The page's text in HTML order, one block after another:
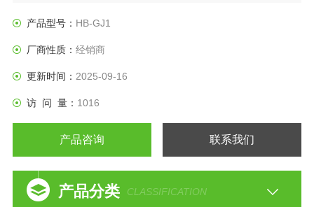
产品型号： HB-GJ1
厂商性质： 经销商
更新时间： 2025-09-16
访 问 量： 1016
产品咨询 联系我们
产品分类 CLASSIFICATION